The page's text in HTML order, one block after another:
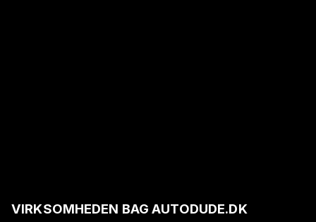
VIRKSOMHEDEN BAG AUTODUDE.DK